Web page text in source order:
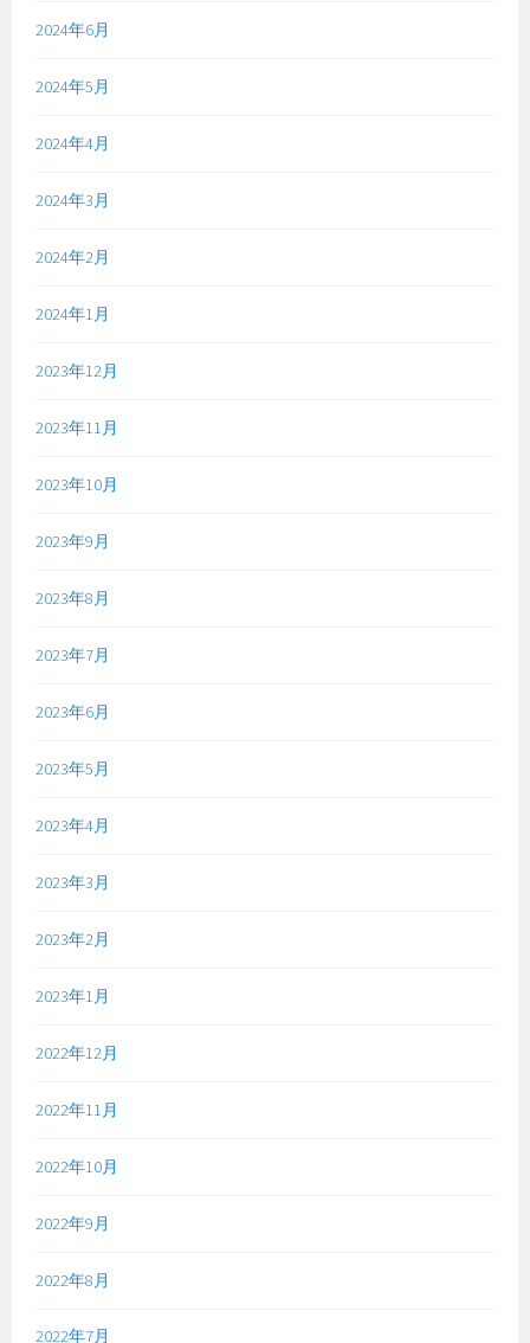
2024年6月
2024年5月
2024年4月
2024年3月
2024年2月
2024年1月
2023年12月
2023年11月
2023年10月
2023年9月
2023年8月
2023年7月
2023年6月
2023年5月
2023年4月
2023年3月
2023年2月
2023年1月
2022年12月
2022年11月
2022年10月
2022年9月
2022年8月
2022年7月